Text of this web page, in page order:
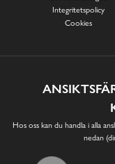
Integritetspolicy
Cookies
Hos oss kan du handla i alla
nedan